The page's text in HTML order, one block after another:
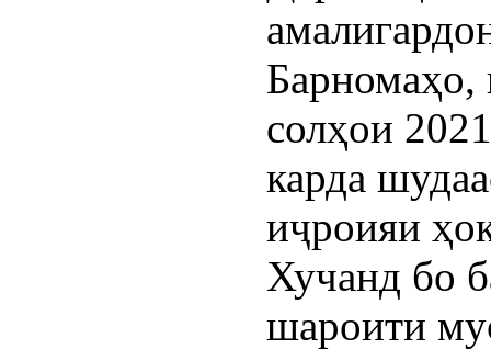
Барномаҳо,
солҳои
карда
иҷроияи
Хучанд бо
шароити